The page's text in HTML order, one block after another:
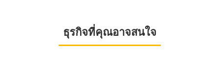
ธุรกิจที่คุณอาจสนใจ